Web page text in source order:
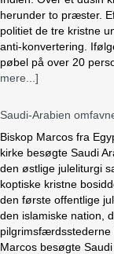
herunder to præster.
politiet de tre kristne
anti-konvertering.
pøbel på over 20
mere...]
Saudi-Arabien
Biskop Marcos fra
kirke besøgte Saudi
den østlige juleliturgi
koptiske kristne
den første offentlige
den islamiske nation,
pilgrimsfærdsstederne
Marcos besøgte